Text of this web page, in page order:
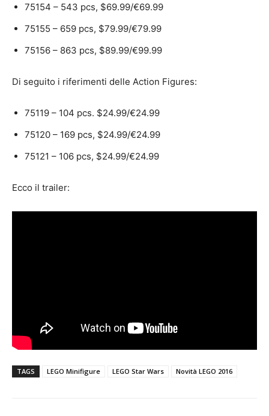
75154 – 543 pcs, $69.99/€69.99
75155 – 659 pcs, $79.99/€79.99
75156 – 863 pcs, $89.99/€99.99
Di seguito i riferimenti delle Action Figures:
75119 – 104 pcs. $24.99/€24.99
75120 – 169 pcs, $24.99/€24.99
75121 – 106 pcs, $24.99/€24.99
Ecco il trailer:
TAGS LEGO Minifigure LEGO Star Wars Novità LEGO 2016